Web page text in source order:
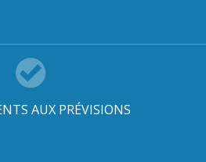
AUX PRÉVISIONS